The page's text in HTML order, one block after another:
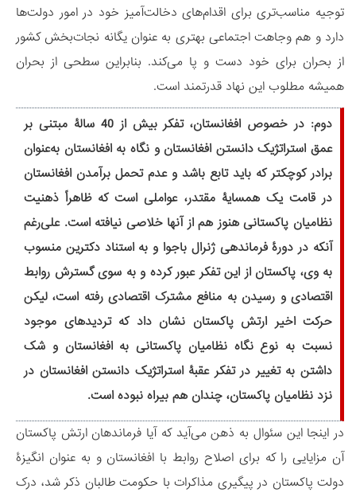
توجیه مناسب‌تری برای اقدام‌های دخالت‌آمیز خود در امور دولت‌ها
دارد و هم وجاهت اجتماعی بهتری به عنوان یگانه نجات‌بخش کشور
از بحران برای خود دست و پا می‌کند. بنابراین سطحی از بحران
همیشه مطلوب این نهاد قدرتمند است.
دوم: در خصوص افغانستان، تفکر بیش از 40 سالۀ مبتنی بر
عمق استراتژیک دانستن افغانستان و نگاه به افغانستان به‌عنوان
برادر کوچکتر که باید تابع باشد و عدم تحمل برآمدن افغانستان
در قامت یک همسایۀ مقتدر، عواملی است که ظاهراً ذهنیت
نظامیان پاکستانی هنوز هم از آنها خلاصی نیافته است. علی‌رغم
آنکه در دورۀ فرماندهی ژنرال باجوا و به استناد دکترین منسوب
به وی، پاکستان از این تفکر عبور کرده و به سوی گسترش روابط
اقتصادی و رسیدن به منافع مشترک اقتصادی رفته است، لیکن
حرکت اخیر ارتش پاکستان نشان داد که تردیدهای موجود
نسبت به نوع نگاه نظامیان پاکستانی به افغانستان و شک
داشتن به تغییر در تفکر عقبۀ استراتژیک دانستن افغانستان در
نزد نظامیان پاکستان، چندان هم بیراه نبوده است.
در اینجا این سئوال به ذهن می‌آید که آیا فرماندهان ارتش پاکستان
آن مزایایی را که برای اصلاح روابط با افغانستان و به عنوان انگیزۀ
دولت پاکستان در پیگیری مذاکرات با حکومت طالبان ذکر شد، درک